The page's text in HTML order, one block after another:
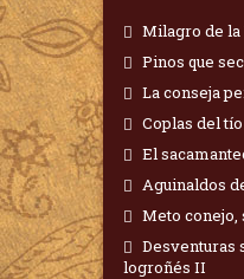
Milagro de
Pinos que
La conseja
Coplas del
El
Aguinaldos
Meto conejo,
Desventuras
logroñés II